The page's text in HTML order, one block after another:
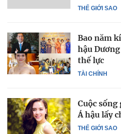
THẾ GIỚI SAO
TÀI CHÍNH
Bao năm
hậu
thế lực
THẾ GIỚI SAO
Cuộc sống
Á hậu lấy